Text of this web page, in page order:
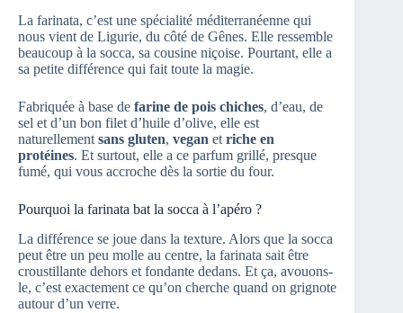
La farinata, c’est une spécialité méditerranéenne qui
nous vient de Ligurie, du côté de Gênes. Elle ressemble
beaucoup à la socca, sa cousine niçoise. Pourtant, elle a
sa petite différence qui fait toute la magie.
Fabriquée à base de farine de pois chiches, d’eau, de
sel et d’un bon filet d’huile d’olive, elle est
naturellement sans gluten, vegan et riche en
protéines. Et surtout, elle a ce parfum grillé, presque
fumé, qui vous accroche dès la sortie du four.
Pourquoi la farinata bat la socca à l’apéro ?
La différence se joue dans la texture. Alors que la socca
peut être un peu molle au centre, la farinata sait être
croustillante dehors et fondante dedans. Et ça, avouons-
le, c’est exactement ce qu’on cherche quand on grignote
autour d’un verre.